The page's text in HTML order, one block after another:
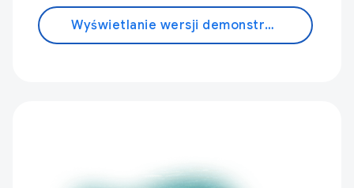
Wyświetlanie wersji demonstracyjnej